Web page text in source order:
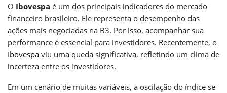
O Ibovespa é um dos principais indicadores do mercado
financeiro brasileiro. Ele representa o desempenho das
ações mais negociadas na B3. Por isso, acompanhar sua
performance é essencial para investidores. Recentemente, o
Ibovespa viu uma queda significativa, refletindo um clima de
incerteza entre os investidores.
Em um cenário de muitas variáveis, a oscilação do índice se